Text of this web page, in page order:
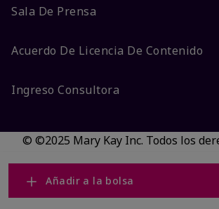
Añadir a la bolsa
Sala De Prensa
Acuerdo De Licencia De Contenido
Ingreso Consultora
© ©2025 Mary Kay Inc. Todos los
Código DSA/Queja al Código
Transparencia en CAAccesibilidad